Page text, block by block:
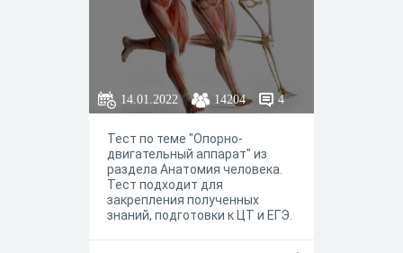
14.01.2022 14204 4
Тест по теме "Опорно-
двигательный аппарат" из
раздела Анатомия человека.
Тест подходит для
закрепления полученных
знаний, подготовки к ЦТ и ЕГЭ.